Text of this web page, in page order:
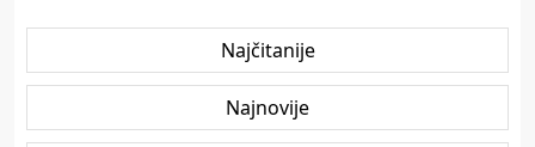
Najčitanije
Najnovije